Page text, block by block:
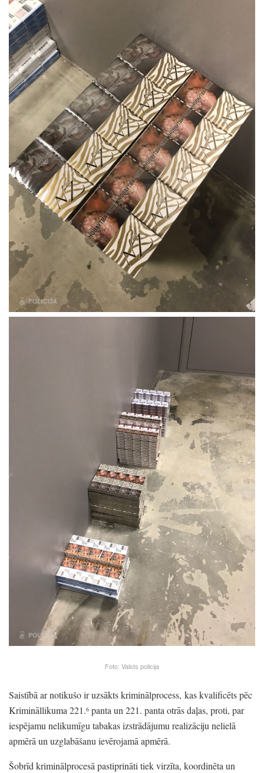
Foto: Valsts policija
Saistībā ar notikušo ir uzsākts kriminālprocess, kas kvalificēts pēc
Krimināllikuma 221.6 panta un 221. panta otrās daļas, proti, par
iespējamu nelikumīgu tabakas izstrādājumu realizāciju nelielā
apmērā un uzglabāšanu ievērojamā apmērā.
Šobrīd kriminālprocesā pastiprināti tiek virzīta, koordinēta un